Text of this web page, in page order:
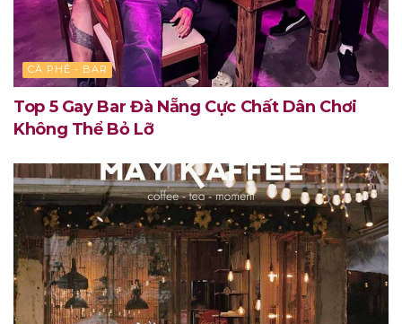
CÀ PHÊ - BAR
Top 5 Gay Bar Đà Nẵng Cực Chất Dân Chơi
Không Thể Bỏ Lỡ